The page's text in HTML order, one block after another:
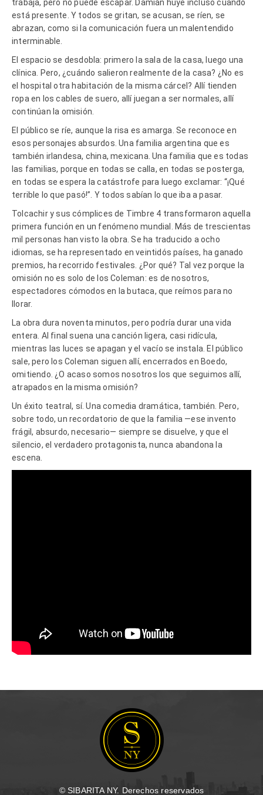
trabaja, pero no puede escapar. Damián huye incluso cuando
está presente. Y todos se gritan, se acusan, se ríen, se
abrazan, como si la comunicación fuera un malentendido
interminable.
El espacio se desdobla: primero la sala de la casa, luego una
clínica. Pero, ¿cuándo salieron realmente de la casa? ¿No es
el hospital otra habitación de la misma cárcel? Allí tienden
ropa en los cables de suero, allí juegan a ser normales, allí
continúan la omisión.
El público se ríe, aunque la risa es amarga. Se reconoce en
esos personajes absurdos. Una familia argentina que es
también irlandesa, china, mexicana. Una familia que es todas
las familias, porque en todas se calla, en todas se posterga,
en todas se espera la catástrofe para luego exclamar: “¡Qué
terrible lo que pasó!”. Y todos sabían lo que iba a pasar.
Tolcachir y sus cómplices de Timbre 4 transformaron aquella
primera función en un fenómeno mundial. Más de trescientas
mil personas han visto la obra. Se ha traducido a ocho
idiomas, se ha representado en veintidós países, ha ganado
premios, ha recorrido festivales. ¿Por qué? Tal vez porque la
omisión no es solo de los Coleman: es de nosotros,
espectadores cómodos en la butaca, que reímos para no
llorar.
La obra dura noventa minutos, pero podría durar una vida
entera. Al final suena una canción ligera, casi ridícula,
mientras las luces se apagan y el vacío se instala. El público
sale, pero los Coleman siguen allí, encerrados en Boedo,
omitiendo. ¿O acaso somos nosotros los que seguimos allí,
atrapados en la misma omisión?
Un éxito teatral, sí. Una comedia dramática, también. Pero,
sobre todo, un recordatorio de que la familia —ese invento
frágil, absurdo, necesario— siempre se disuelve, y que el
silencio, el verdadero protagonista, nunca abandona la
escena.
© SIBARITA NY. Derechos reservados